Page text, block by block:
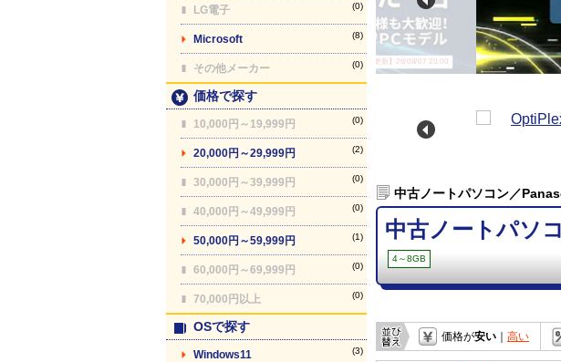
LG電子 (0)
Microsoft (8)
その他メーカー (0)
価格で探す
10,000円～19,999円 (0)
20,000円～29,999円 (2)
30,000円～39,999円 (0)
40,000円～49,999円 (0)
50,000円～59,999円 (1)
60,000円～69,999円 (0)
70,000円以上 (0)
OSで探す
Windows11 (3)
【最終更新】26/08/07 20:00
中古ノートパソコン／
中古ノートパ
4～8GB
価格が安い 高い